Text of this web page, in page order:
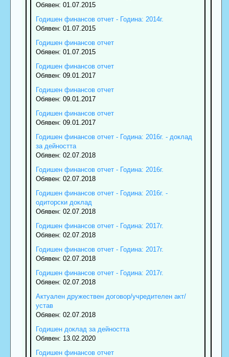
Обявен: 01.07.2015
Годишен финансов отчет - Година: 2014г.
Обявен: 01.07.2015
Годишен финансов отчет
Обявен: 01.07.2015
Годишен финансов отчет
Обявен: 09.01.2017
Годишен финансов отчет
Обявен: 09.01.2017
Годишен финансов отчет
Обявен: 09.01.2017
Годишен финансов отчет - Година: 2016г. - доклад
за дейността
Обявен: 02.07.2018
Годишен финансов отчет - Година: 2016г.
Обявен: 02.07.2018
Годишен финансов отчет - Година: 2016г. -
одиторски доклад
Обявен: 02.07.2018
Годишен финансов отчет - Година: 2017г.
Обявен: 02.07.2018
Годишен финансов отчет - Година: 2017г.
Обявен: 02.07.2018
Годишен финансов отчет - Година: 2017г.
Обявен: 02.07.2018
Актуален дружествен договор/учредителен акт/
устав
Обявен: 02.07.2018
Годишен доклад за дейността
Обявен: 13.02.2020
Годишен финансов отчет